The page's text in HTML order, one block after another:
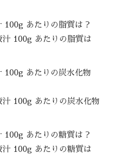
100g あたりの脂質は？
汁 100g あたりの脂質は
100g あたりの炭水化物
汁 100g あたりの炭水化物
100g あたりの糖質は？
汁 100g あたりの糖質は